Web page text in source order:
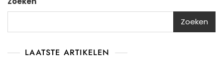
Zoeken
LAATSTE ARTIKELEN